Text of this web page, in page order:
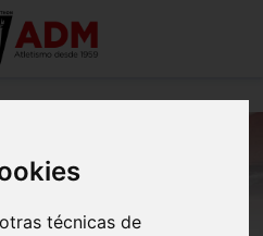
técnicas de